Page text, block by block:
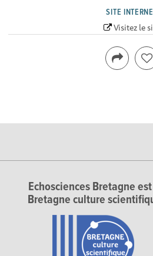
SITE
Visitez le
Echosciences Bretagne
Bretagne culture